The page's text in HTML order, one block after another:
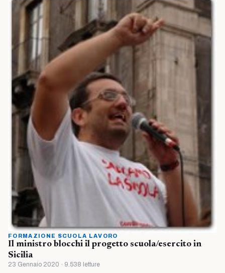
FORMAZIONE SCUOLA LAVORO
Il ministro blocchi il progetto scuola/esercito in
Sicilia
23 Gennaio 2020 · 9.538 letture